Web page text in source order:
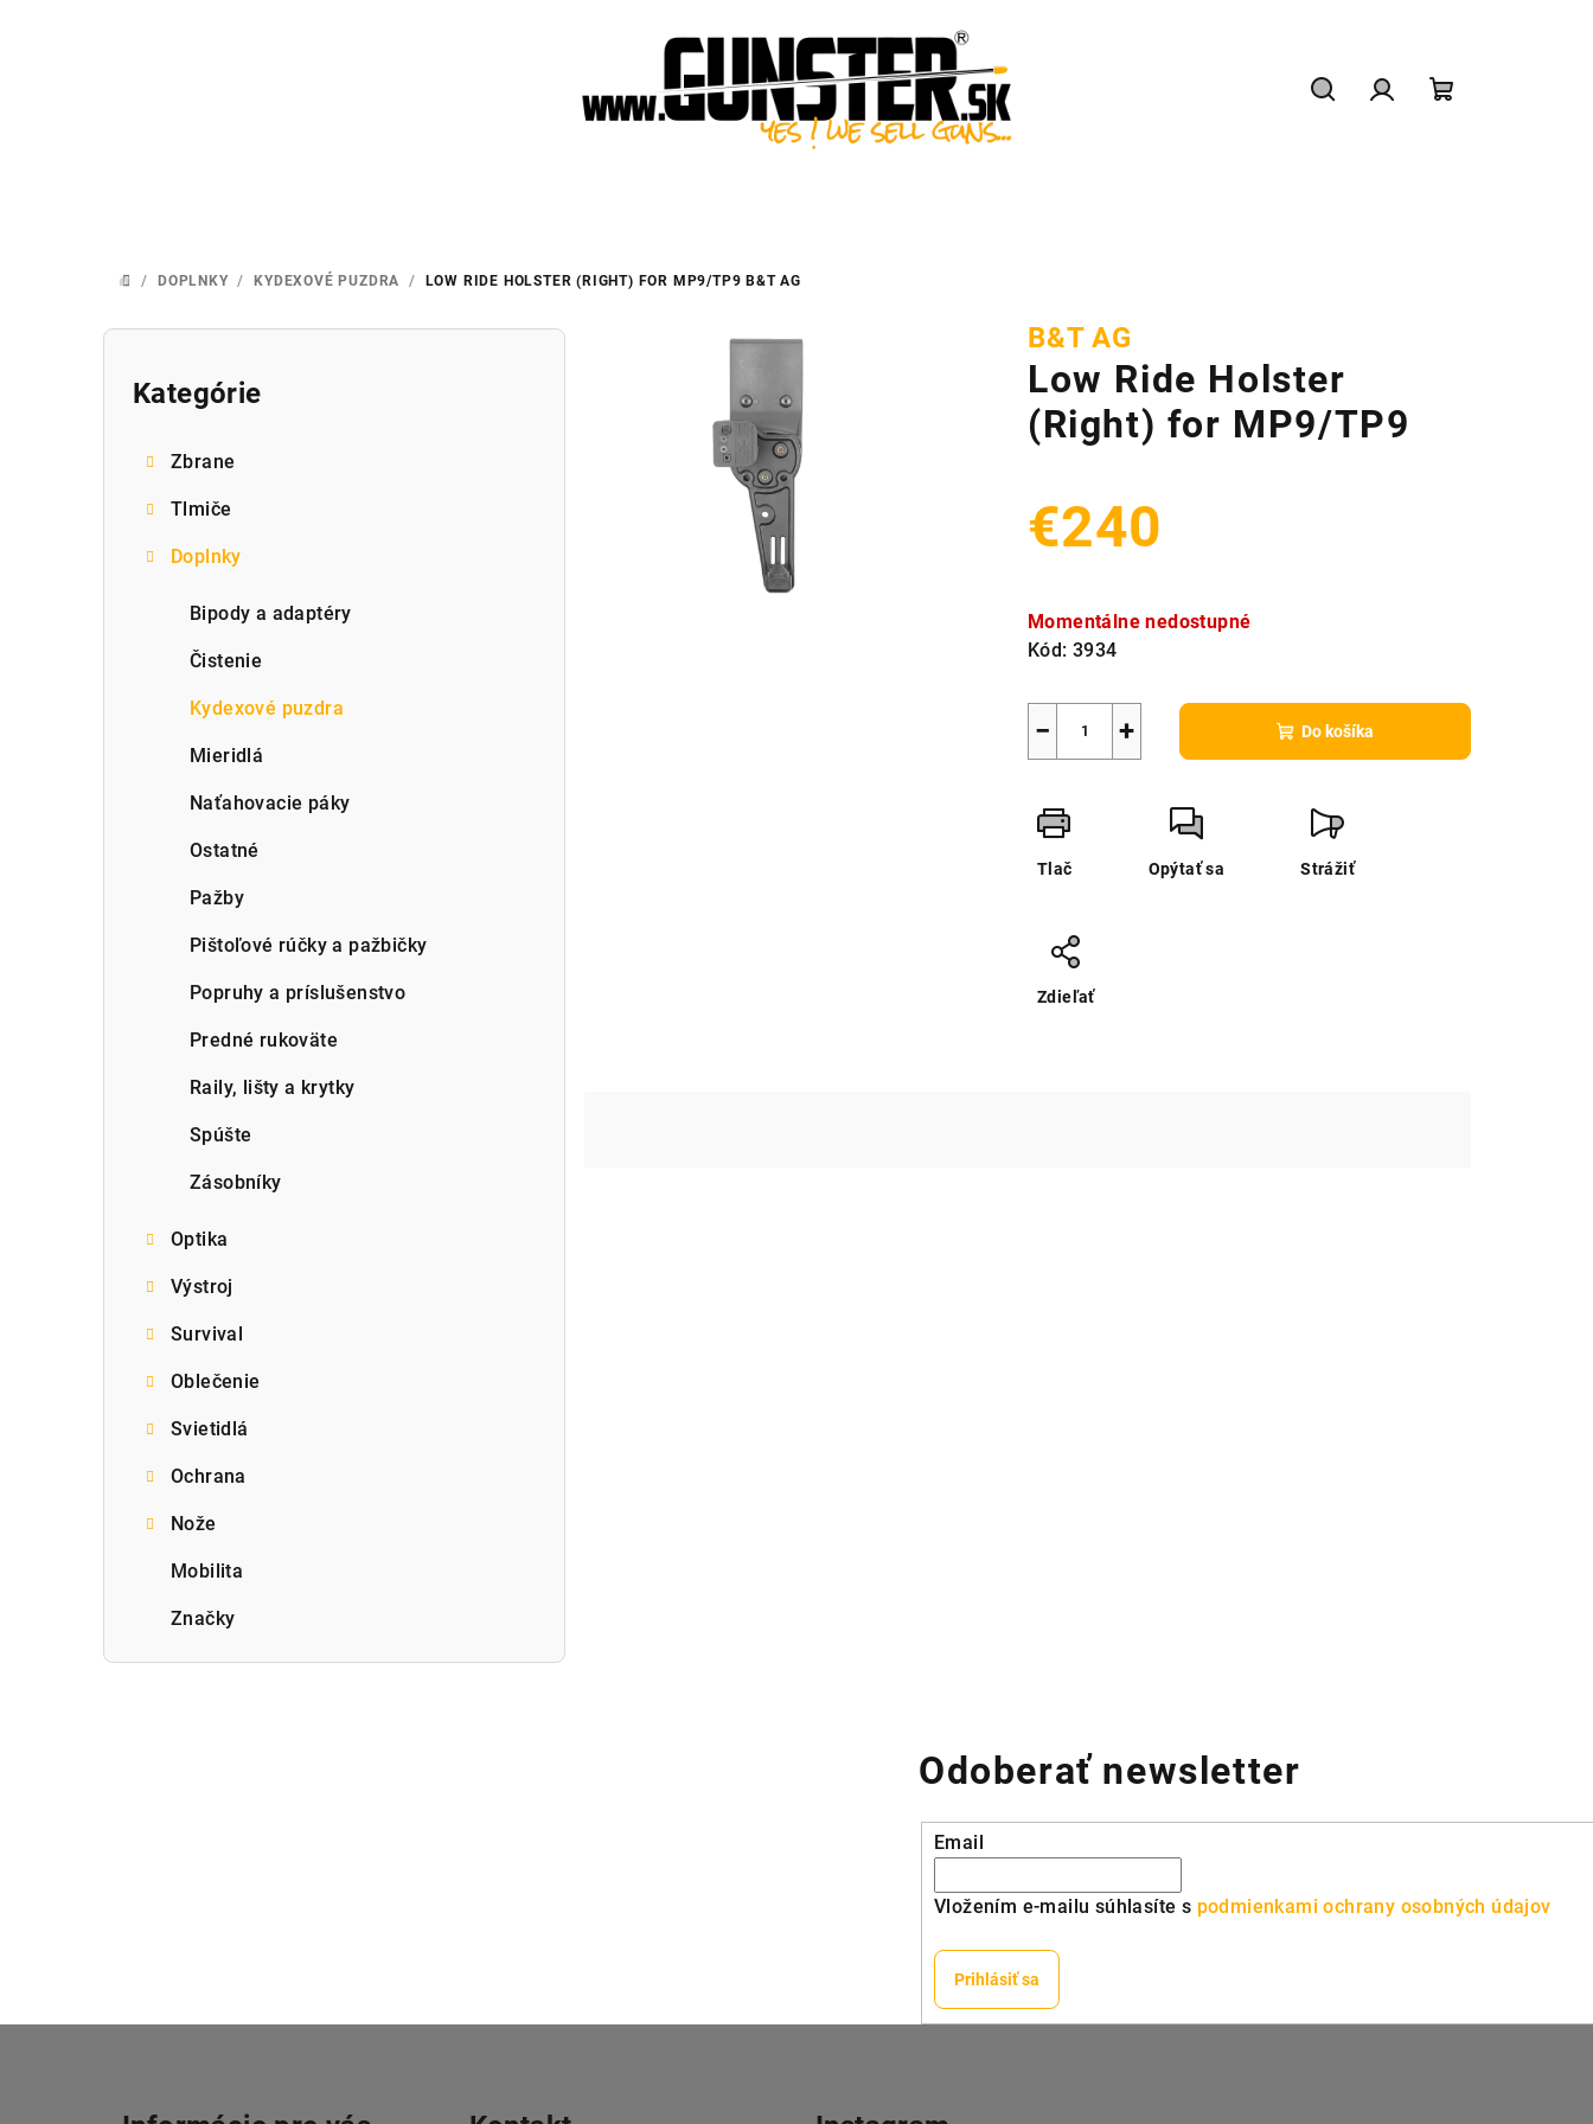
DOMOV
/ DOPLNKY / KYDEXOVÉ PUZDRA / LOW RIDE HOLSTER (RIGHT) FOR MP9/TP9B&T AG
B
Preskočiť
Kategórie
Zbrane
Tlmiče
Doplnky
Bipody a adaptéry
Čistenie
Kydexové puzdra
Mieridlá
Naťahovacie páky
Ostatné
Pažby
Pištoľové rúčky a pažbičky
Popruhy a príslušenstvo
Predné rukoväte
Raily, lišty a krytky
Spúšte
Zásobníky
Optika
Výstroj
Survival
Oblečenie
Svietidlá
Ochrana
Nože
Mobilita
Značky
B&T AG
Low Ride Holster
(Right) for MP9/TP9
€240
cena:
Momentálne nedostupné
Kód: 3934
+
− Do košíka
Tlač Opýtať sa Strážiť
Zdieľať
Odoberať newsletter
Email
Vložením e-mailu súhlasíte s podmienkami ochrany osobných údajov
Prihlásiť sa